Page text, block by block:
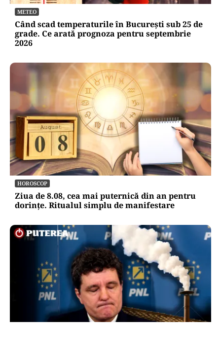
METEO
Când scad temperaturile în București sub 25 de
grade. Ce arată prognoza pentru septembrie
2026
HOROSCOP
Ziua de 8.08, cea mai puternică din an pentru
dorințe. Ritualul simplu de manifestare